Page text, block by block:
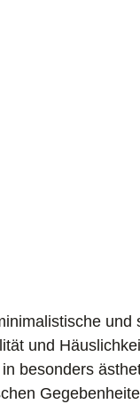
und
besonders